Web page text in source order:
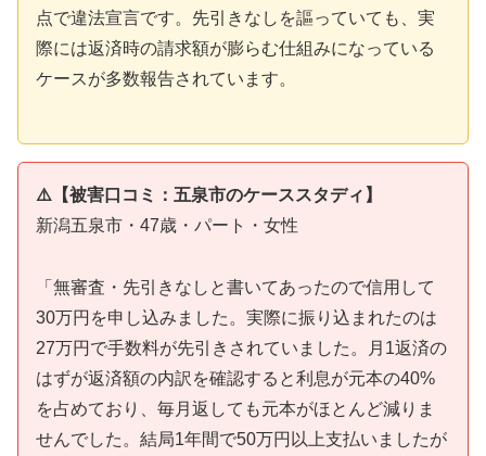
点で違法宣言です。先引きなしを謳っていても、実
際には返済時の請求額が膨らむ仕組みになっている
ケースが多数報告されています。
⚠️【被害口コミ：五泉市のケーススタディ】
新潟五泉市・47歳・パート・女性
「無審査・先引きなしと書いてあったので信用して
30万円を申し込みました。実際に振り込まれたのは
27万円で手数料が先引きされていました。月1返済の
はずが返済額の内訳を確認すると利息が元本の40%
を占めており、毎月返しても元本がほとんど減りま
せんでした。結局1年間で50万円以上支払いましたが